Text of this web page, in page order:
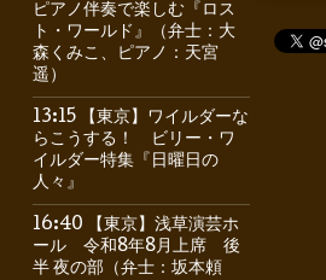
ピアノ伴奏で楽しむ『ロス
ト・ワールド』（弁士：大
森くみこ、ピアノ：天宮
遥）
13:15 【東京】ワイルダーな
らこうする！ ビリー・ワ
イルダー特集『日曜日の
人々』
16:40 【東京】浅草演芸ホ
ール 令和8年8月上席 後
半 夜の部（弁士：坂本頼